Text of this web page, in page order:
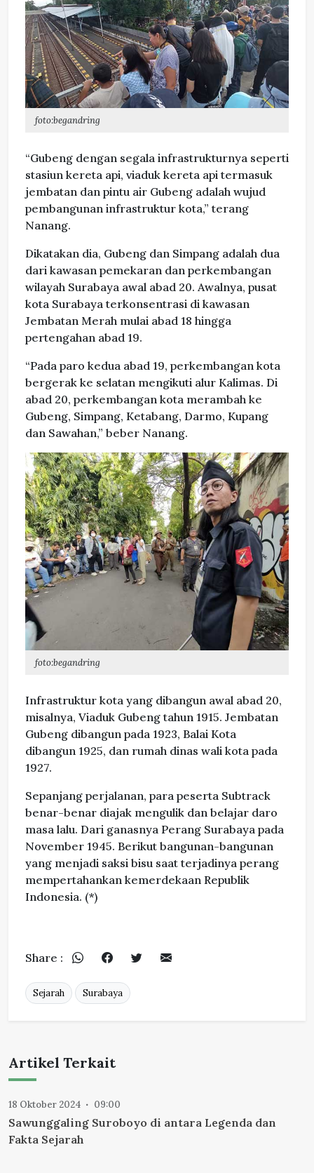
foto:begandring
“Gubeng dengan segala infrastrukturnya seperti
stasiun kereta api, viaduk kereta api termasuk
jembatan dan pintu air Gubeng adalah wujud
pembangunan infrastruktur kota,” terang
Nanang.
Dikatakan dia, Gubeng dan Simpang adalah dua
dari kawasan pemekaran dan perkembangan
wilayah Surabaya awal abad 20. Awalnya, pusat
kota Surabaya terkonsentrasi di kawasan
Jembatan Merah mulai abad 18 hingga
pertengahan abad 19.
“Pada paro kedua abad 19, perkembangan kota
bergerak ke selatan mengikuti alur Kalimas. Di
abad 20, perkembangan kota merambah ke
Gubeng, Simpang, Ketabang, Darmo, Kupang
dan Sawahan,” beber Nanang.
foto:begandring
Infrastruktur kota yang dibangun awal abad 20,
misalnya, Viaduk Gubeng tahun 1915. Jembatan
Gubeng dibangun pada 1923, Balai Kota
dibangun 1925, dan rumah dinas wali kota pada
1927.
Sepanjang perjalanan, para peserta Subtrack
benar-benar diajak mengulik dan belajar daro
masa lalu. Dari ganasnya Perang Surabaya pada
November 1945. Berikut bangunan-bangunan
yang menjadi saksi bisu saat terjadinya perang
mempertahankan kemerdekaan Republik
Indonesia. (*)
Share :
Sejarah Surabaya
Artikel Terkait
18 Oktober 2024 09:00
Sawunggaling Suroboyo di antara Legenda dan
Fakta Sejarah